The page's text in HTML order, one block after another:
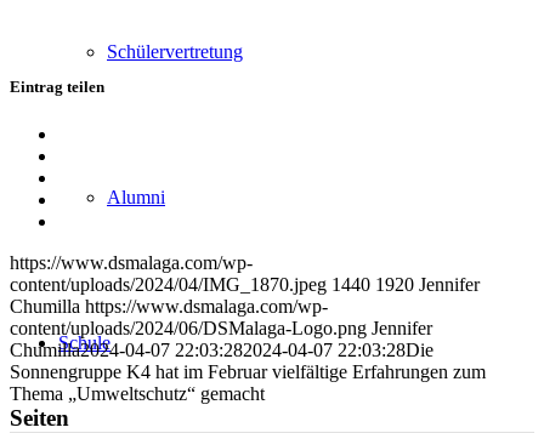
Schülervertretung
Alumni
Schule
Eintrag teilen
Teilen
Mail
teilen
https://www.dsmalaga.com/wp-
content/uploads/2024/04/IMG_1870.jpeg 1440 1920 Jennifer
Chumilla https://www.dsmalaga.com/wp-
content/uploads/2024/06/DSMalaga-Logo.png Jennifer
Chumilla2024-04-07 22:03:282024-04-07 22:03:28Die
Sonnengruppe K4 hat im Februar vielfältige Erfahrungen zum
Thema „Umweltschutz“ gemacht
Seiten